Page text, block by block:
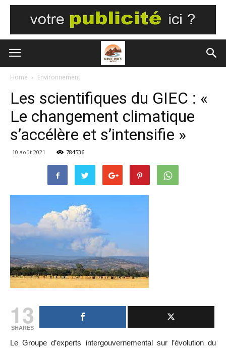
Home Environnement
Les scientifiques du GIEC : «
Le changement climatique
s’accélère et s’intensifie »
10 août 2021 784536
13
SHARES
Le Groupe d’experts intergouvernemental sur l’évolution du